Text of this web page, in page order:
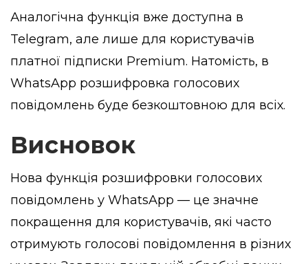
Аналогічна функція вже доступна в
Telegram, але лише для користувачів
платної підписки Premium. Натомість, в
WhatsApp розшифровка голосових
повідомлень буде безкоштовною для всіх.
Висновок
Нова функція розшифровки голосових
повідомлень у WhatsApp — це значне
покращення для користувачів, які часто
отримують голосові повідомлення в різних